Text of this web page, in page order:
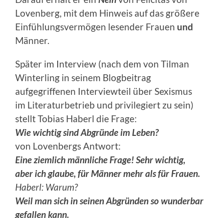
Lovenberg, mit dem Hinweis auf das größere
Einfühlungsvermögen lesender Frauen und
Männer.
Später im Interview (nach dem von Tilman
Winterling in seinem Blogbeitrag
aufgegriffenen Interviewteil über Sexismus
im Literaturbetrieb und privilegiert zu sein)
stellt Tobias Haberl die Frage:
Wie wichtig sind Abgründe im Leben?
von Lovenbergs Antwort:
Eine ziemlich männliche Frage! Sehr wichtig,
aber ich glaube, für Männer mehr als für Frauen.
Haberl: Warum?
Weil man sich in seinen Abgründen so wunderbar
gefallen kann.